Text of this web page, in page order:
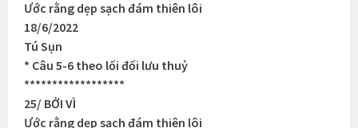
Ước rằng dẹp sạch đám thiên lôi
18/6/2022
Tú Sụn
* Câu 5-6 theo lối đối lưu thuỷ
******************
25/ BỞI VÌ
Ước rằng dẹp sạch đám thiên lôi